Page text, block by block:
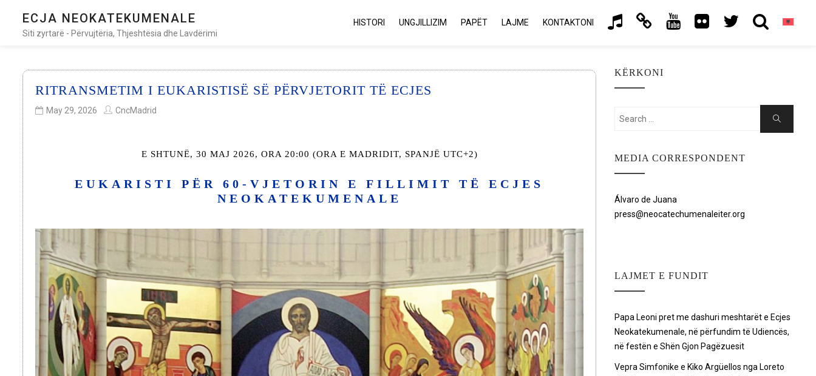
ECJA NEOKATEKUMENALE
Siti zyrtarë - Përvujtëria, Thjeshtësia dhe Lavdërimi
HISTORI UNGJILLIZIM PAPËT LAJME KONTAKTONI
RITRANSMETIM I EUKARISTISË SË PËRVJETORIT TË ECJES
May 29, 2026 CncMadrid
E SHTUNË, 30 MAJ 2026, ORA 20:00 (ORA E MADRIDIT, SPANJË UTC+2)
EUKARISTI PËR 60-VJETORIN E FILLIMIT TË ECJES
NEOKATEKUMENALE
KËRKONI
Search
Search
MEDIA CORRESPONDENT
Álvaro de Juana
press@neocatechumenaleiter.org
LAJMET E FUNDIT
Papa Leoni pret me dashuri meshtarët e Ecjes
Neokatekumenale, në përfundim të Udiencës,
në festën e Shën Gjon Pagëzuesit
Vepra Simfonike e Kiko Argüellos nga Loreto